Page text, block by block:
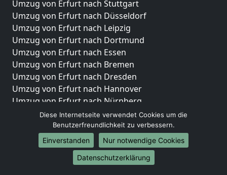
Umzug von Erfurt nach Stuttgart
Umzug von Erfurt nach Düsseldorf
Umzug von Erfurt nach Leipzig
Umzug von Erfurt nach Dortmund
Umzug von Erfurt nach Essen
Umzug von Erfurt nach Bremen
Umzug von Erfurt nach Dresden
Umzug von Erfurt nach Hannover
Umzug von Erfurt nach Nürnberg
Umzug von Erfurt nach Duisburg
Umzug von Erfurt nach Bochum
Umzug von Erfurt nach Wuppertal
Umzug von Erfurt nach Bielefeld
Umzug von Erfurt nach Bonn
Diese Internetseite verwendet Cookies um die
Benutzerfreundlichkeit zu verbessern.
Einverstanden
Nur notwendige Cookies
Datenschutzerklärung